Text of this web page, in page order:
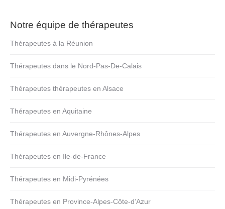
Notre équipe de thérapeutes
Thérapeutes à la Réunion
Thérapeutes dans le Nord-Pas-De-Calais
Thérapeutes thérapeutes en Alsace
Thérapeutes en Aquitaine
Thérapeutes en Auvergne-Rhônes-Alpes
Thérapeutes en Ile-de-France
Thérapeutes en Midi-Pyrénées
Thérapeutes en Province-Alpes-Côte-d’Azur